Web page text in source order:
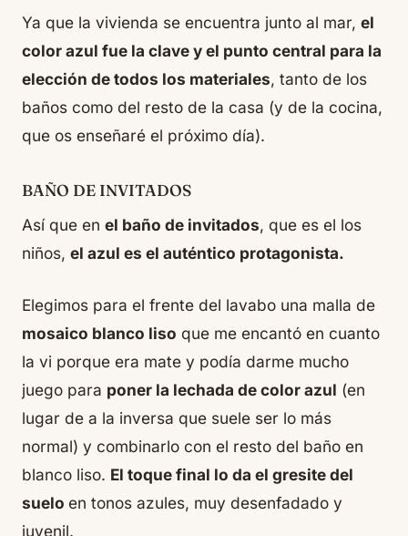
Ya que la vivienda se encuentra junto al mar, el
color azul fue la clave y el punto central para la
elección de todos los materiales, tanto de los
baños como del resto de la casa (y de la cocina,
que os enseñaré el próximo día).
BAÑO DE INVITADOS
Así que en el baño de invitados, que es el los
niños, el azul es el auténtico protagonista.
Elegimos para el frente del lavabo una malla de
mosaico blanco liso que me encantó en cuanto
la vi porque era mate y podía darme mucho
juego para poner la lechada de color azul (en
lugar de a la inversa que suele ser lo más
normal) y combinarlo con el resto del baño en
blanco liso. El toque final lo da el gresite del
suelo en tonos azules, muy desenfadado y
juvenil.